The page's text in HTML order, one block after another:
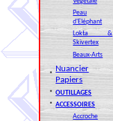
Peau
d'Eléphant
Lokta &
Skivertex
Beaux-Arts
*
Nuancier
Papiers
* OUTILLAGES
* ACCESSOIRES
Accroche